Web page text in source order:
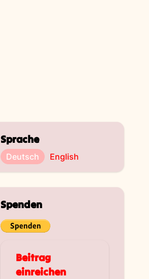
Sprache
Deutsch English
Spenden
Beitrag
einreichen